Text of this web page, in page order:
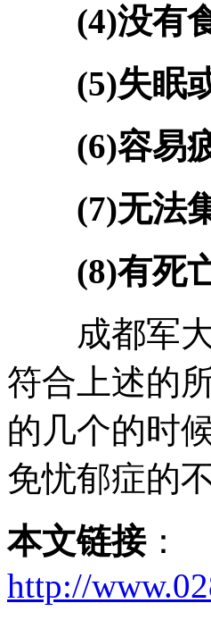
(4)没有食
(5)失眠或
(6)容易疲
(7)无法集
(8)有死亡
成都军大
符合上述的
的几个的时
免忧郁症的
本文链接：
http://